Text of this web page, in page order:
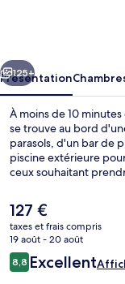
Suivant
125+
Présentation
À moins de 10
se trouve au bord
parasols, d'un bar de
piscine extérieure
ceux souhaitant
L'établissement Trader
spécialités Cuisine
et le dîner. Ce
bars/lounges, un bar
forme ouvert 24 h/24.
attentionné et la
Le
prix
actuel
est
de
127 €
taxes et frais compris
19 août - 20 août
Avis
voyageurs
8,88,8 sur 10
Excellent